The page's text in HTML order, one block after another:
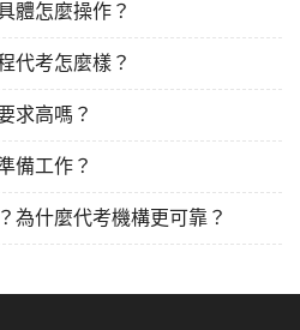
體怎麼操作？
代考怎麼樣？
求高嗎？
備工作？
為什麼代考機構更可靠？